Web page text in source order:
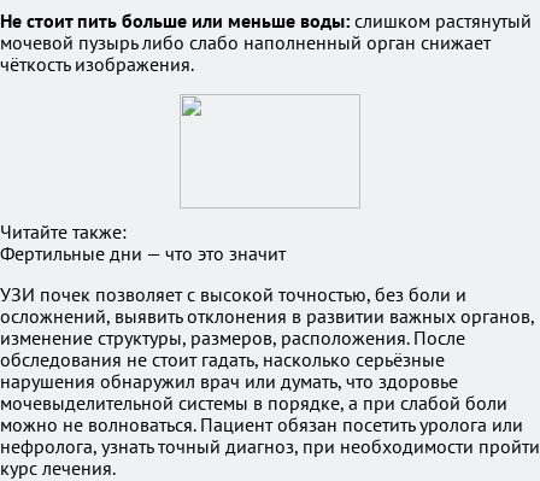
Не стоит пить больше или меньше воды: слишком растянутый
мочевой пузырь либо слабо наполненный орган снижает
чёткость изображения.
Читайте также:
Фертильные дни — что это значит
УЗИ почек позволяет с высокой точностью, без боли и
осложнений, выявить отклонения в развитии важных органов,
изменение структуры, размеров, расположения. После
обследования не стоит гадать, насколько серьёзные
нарушения обнаружил врач или думать, что здоровье
мочевыделительной системы в порядке, а при слабой боли
можно не волноваться. Пациент обязан посетить уролога или
нефролога, узнать точный диагноз, при необходимости пройти
курс лечения.